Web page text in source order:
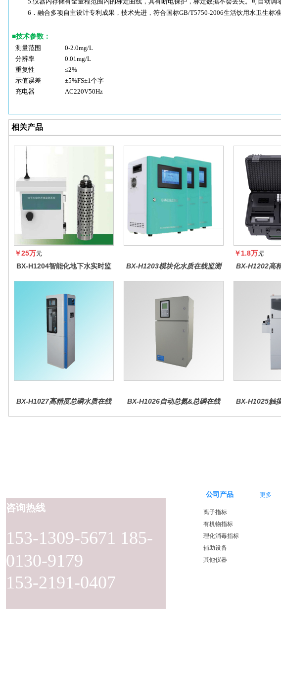
6．融合多项自主设计专利成果，技术先进，符合国标GB/T5750-2006生活饮用水卫生标准
■技术参数：
测量范围
0-2.0mg/L
分辨率
0.01mg/L
重复性
≤2%
示值误差
±5%FS±1个字
充电器
AC220V50Hz
相关产品
￥25万元
BX-H1204智能化地下水实时监
BX-H1203模块化水质在线监测
￥1.8万元
BX-H1202高
BX-H1027高精度总磷水质在线
BX-H1026自动总氮&总磷在线
BX-H1025触
153-1309-5671 185-
0130-9179
153-2191-0407
咨询热线
公司产品 更多
离子指标
有机物指标
理化消毒指标
辅助设备
其他仪器